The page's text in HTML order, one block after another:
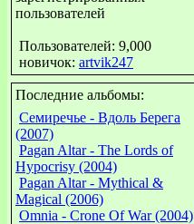
пользователей
Пользователей: 9,000
новичок: artvik247
Последние альбомы:
Семиречье - Вдоль Берега
(2007)
Pagan Altar - The Lords of
Hypocrisy (2004)
Pagan Altar - Mythical &
Magical (2006)
Omnia - Crone Of War (2004)